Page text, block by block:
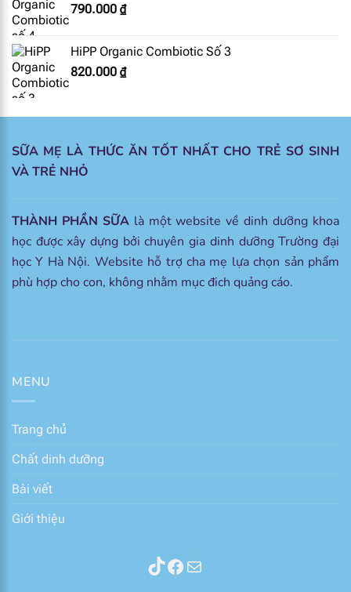
790.000 ₫
HiPP Organic Combiotic Số 3
820.000 ₫
SỮA MẸ LÀ THỨC ĂN TỐT NHẤT CHO TRẺ SƠ SINH
VÀ TRẺ NHỎ
THÀNH PHẦN SỮA là một website về dinh dưỡng khoa
học được xây dựng bởi chuyên gia dinh dưỡng Trường đại
học Y Hà Nội. Website hỗ trợ cha mẹ lựa chọn sản phẩm
phù hợp cho con, không nhằm mục đich quảng cáo.
MENU
Trang chủ
Chất dinh dưỡng
Bài viết
Giới thiệu
Thành phần sữaFacebook